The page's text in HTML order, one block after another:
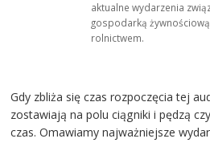
aktualne wydarzenia
gospodarką
rolnictwem.
Gdy zbliża się czas rozpoczęcia tej
zostawiają na polu ciągniki i pędzą
czas. Omawiamy najważniejsze